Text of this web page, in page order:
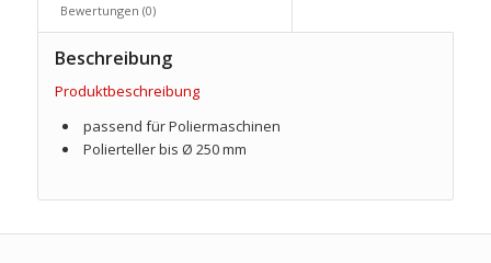
Bewertungen (0)
Beschreibung
Produktbeschreibung
passend für Poliermaschinen
Polierteller bis Ø 250 mm